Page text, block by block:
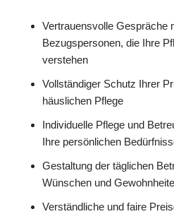
Vertrauensvolle Gespräche
Bezugspersonen, die Ihre
verstehen
Vollständiger Schutz Ihrer
häuslichen Pflege
Individuelle Pflege und
Ihre persönlichen
Gestaltung der täglichen
Wünschen und
Verständliche und faire